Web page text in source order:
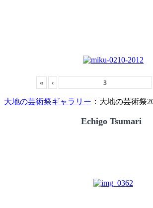
« ‹
大地の芸術祭ギャラリー ：大地の芸術祭
Echigo Tsumari